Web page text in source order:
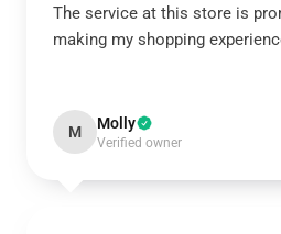
The service at this store is
making my shopping
M Molly
Verified owner